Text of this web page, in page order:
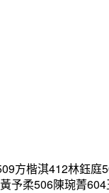
方楷淇412林鈺
予柔506陳琬菁